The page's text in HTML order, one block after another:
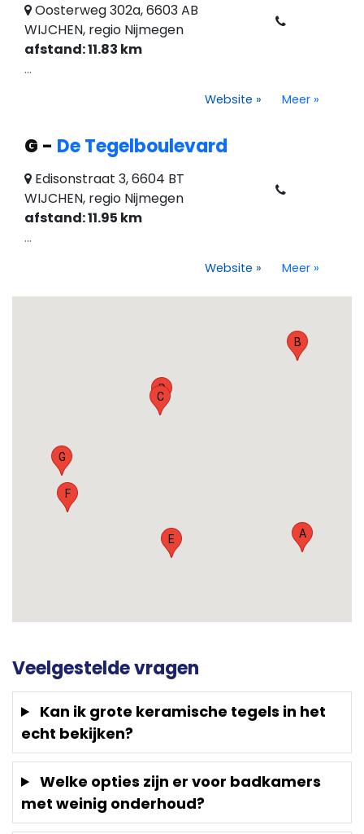
Oosterweg 302a, 6603 AB
WIJCHEN, regio Nijmegen
afstand: 11.83 km
...
Website » Meer »
G - De Tegelboulevard
Edisonstraat 3, 6604 BT
WIJCHEN, regio Nijmegen
afstand: 11.95 km
...
Website » Meer »
A
B
C
D
E
F
G
Veelgestelde vragen
Kan ik grote keramische tegels in het
echt bekijken?
Welke opties zijn er voor badkamers
met weinig onderhoud?